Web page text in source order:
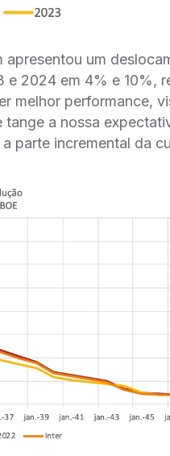
um
2024 em 4% e 10%,
melhor performance,
a nossa
parte incremental da